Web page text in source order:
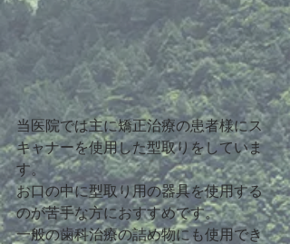
当医院では主に矯正治療の患者様にス
キャナーを使用した型取りをしていま
す。
お口の中に型取り用の器具を使用する
のが苦手な方におすすめです。
一般の歯科治療の詰め物にも使用でき